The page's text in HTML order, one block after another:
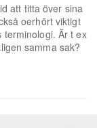
att titta över sina
oerhört viktigt
terminologi. Är t ex
samma sak?